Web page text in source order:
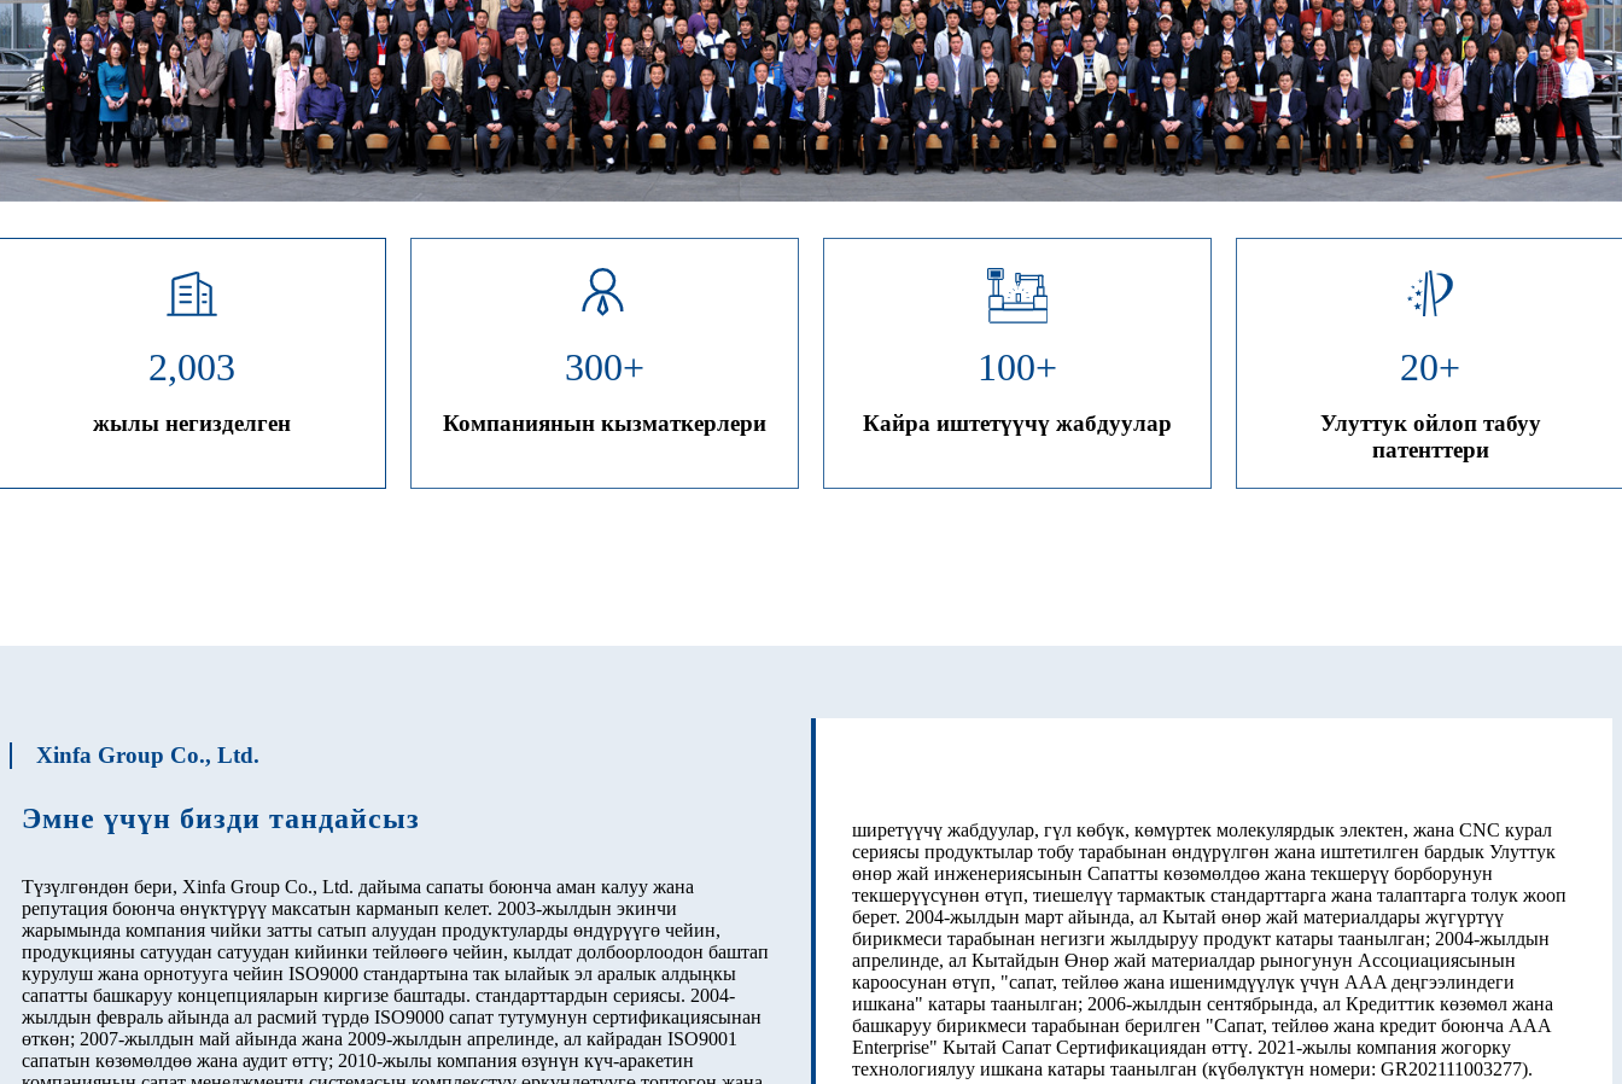
2,003
жылы негизделген
300+
Компаниянын кызматкерлери
100+
Кайра иштетүүчү жабдуулар
20+
Улуттук ойлоп табуу
патенттери
Xinfa Group Co., Ltd.
Эмне үчүн бизди тандайсыз
Түзүлгөндөн бери, Xinfa Group Co., Ltd. дайыма сапаты боюнча аман калуу жана
репутация боюнча өнүктүрүү максатын карманып келет. 2003-жылдын экинчи
жарымында компания чийки затты сатып алуудан продуктуларды өндүрүүгө чейин,
продукцияны сатуудан сатуудан кийинки тейлөөгө чейин, кылдат долбоорлоодон баштап
курулуш жана орнотууга чейин ISO9000 стандартына так ылайык эл аралык алдыңкы
сапатты башкаруу концепцияларын киргизе баштады. стандарттардын сериясы. 2004-
жылдын февраль айында ал расмий түрдө ISO9000 сапат тутумунун сертификациясынан
өткөн; 2007-жылдын май айында жана 2009-жылдын апрелинде, ал кайрадан ISO9001
сапатын көзөмөлдөө жана аудит өттү; 2010-жылы компания өзүнүн күч-аракетин
ширетүүчү жабдуулар, гүл көбүк, көмүртек молекулярдык электен, жана CNC курал
сериясы продуктылар тобу тарабынан өндүрүлгөн жана иштетилген бардык Улуттук
өнөр жай инженериясынын Сапатты көзөмөлдөө жана текшерүү борборунун
текшерүүсүнөн өтүп, тиешелүү тармактык стандарттарга жана талаптарга толук жооп
берет. 2004-жылдын март айында, ал Кытай өнөр жай материалдары жүгүртүү
бирикмеси тарабынан негизги жылдыруу продукт катары таанылган; 2004-жылдын
апрелинде, ал Кытайдын Өнөр жай материалдар рыногунун Ассоциациясынын
кароосунан өтүп, "сапат, тейлөө жана ишенимдүүлүк үчүн AAA деңгээлиндеги
ишкана" катары таанылган; 2006-жылдын сентябрында, ал Кредиттик көзөмөл жана
башкаруу бирикмеси тарабынан берилген "Сапат, тейлөө жана кредит боюнча AAA
Enterprise" Кытай Сапат Сертификациядан өттү. 2021-жылы компания жогорку
технологиялуу ишкана катары таанылган (күбөлүктүн номери: GR202111003277).